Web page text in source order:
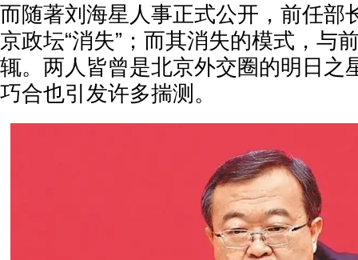
而随著刘海星人事正式公开，前任部
京政坛“消失”；而其消失的模式，与
辄。两人皆曾是北京外交圈的明日之
巧合也引发许多揣测。